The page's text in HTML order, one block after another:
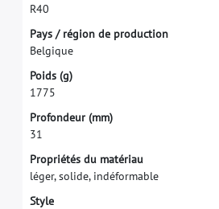
R40
Pays / région de production
Belgique
Poids (g)
1775
Profondeur (mm)
31
Propriétés du matériau
léger, solide, indéformable
Style